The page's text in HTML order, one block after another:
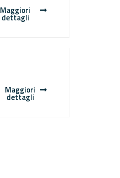
Maggiori
dettagli
Maggiori
dettagli